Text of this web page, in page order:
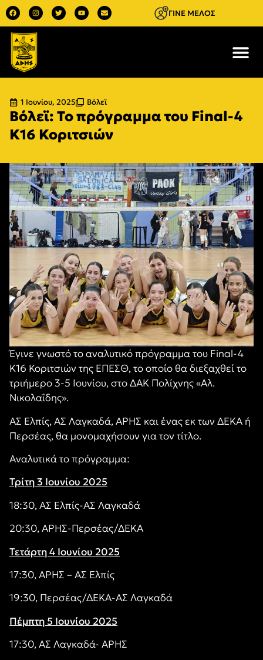
ΓΙΝΕ ΜΕΛΟΣ
1 Ιουνίου, 2025 Βόλεϊ
Βόλεϊ: Το πρόγραμμα του Final-4
Κ16 Κοριτσιών
Έγινε γνωστό το αναλυτικό πρόγραμμα του Final-4
Κ16 Κοριτσιών της ΕΠΕΣΘ, το οποίο θα διεξαχθεί το
τριήμερο 3-5 Ιουνίου, στο ΔΑΚ Πολίχνης «Αλ.
Νικολαΐδης».
ΑΣ Ελπίς, ΑΣ Λαγκαδά, ΑΡΗΣ και ένας εκ των ΔΕΚΑ ή
Περσέας, θα μονομαχήσουν για τον τίτλο.
Αναλυτικά το πρόγραμμα:
Τρίτη 3 Ιουνίου 2025
18:30, ΑΣ Ελπίς-ΑΣ Λαγκαδά
20:30, ΑΡΗΣ-Περσέας/ΔΕΚΑ
Τετάρτη 4 Ιουνίου 2025
17:30, ΑΡΗΣ – ΑΣ Ελπίς
19:30, Περσέας/ΔΕΚΑ-ΑΣ Λαγκαδά
Πέμπτη 5 Ιουνίου 2025
17:30, ΑΣ Λαγκαδά- ΑΡΗΣ